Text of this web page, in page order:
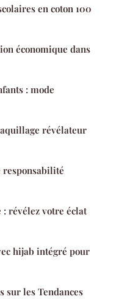
en coton 100
économique dans
: mode
révélateur
responsabilité
révélez votre éclat
hijab intégré pour
sur les Tendances